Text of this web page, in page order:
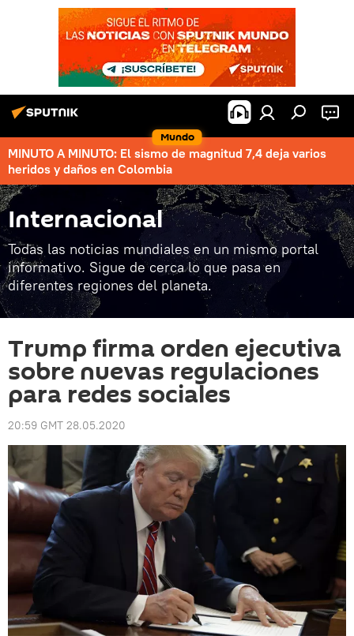
Mundo
MINUTO A MINUTO: El sismo de magnitud 7,4 deja varios
heridos y daños en Colombia
Internacional
Todas las noticias mundiales en un mismo portal
informativo. Sigue de cerca lo que pasa en
diferentes regiones del planeta.
Trump firma orden ejecutiva
sobre nuevas regulaciones
para redes sociales
20:59 GMT 28.05.2020